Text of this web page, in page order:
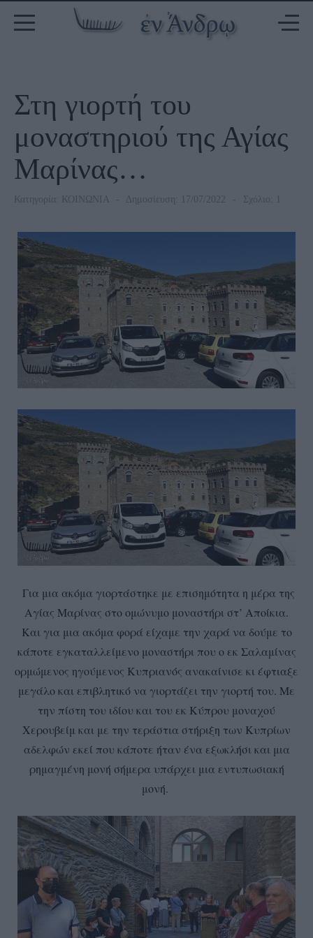
Στη γιορτή του
μοναστηριού της Αγίας
Μαρίνας…
Κατηγορία: ΚΟΙΝΩΝΙΑ Δημοσίευση: 17/07/2022 Σχόλιο: 1
Για μια ακόμα γιορτάστηκε με επισημότητα η μέρα της
Αγίας Μαρίνας στο ομώνυμο μοναστήρι στ’ Αποίκια.
Και για μια ακόμα φορά είχαμε την χαρά να δούμε το
κάποτε εγκαταλλείμενο μοναστήρι που ο εκ Σαλαμίνας
ορμώμενος ηγούμενος Κυπριανός ανακαίνισε κι έφτιαξε
μεγάλο και επιβλητικό να γιορτάζει την γιορτή του. Με
την πίστη του ιδίου και του εκ Κύπρου μοναχού
Χερουβείμ και με την τεράστια στήριξη των Κυπρίων
αδελφών εκεί που κάποτε ήταν ένα εξωκλήσι και μια
ρημαγμένη μονή σήμερα υπάρχει μια εντυπωσιακή
μονή.